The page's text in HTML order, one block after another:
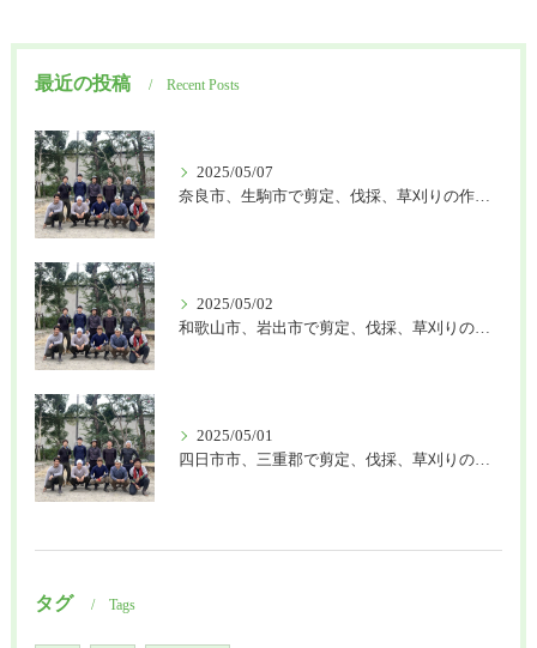
最近の投稿 Recent Posts
2025/05/07
奈良市、生駒市で剪定、伐採、草刈りの作業を頼むなら はなまる造園
2025/05/02
和歌山市、岩出市で剪定、伐採、草刈りの作業を頼むなら はなまる造園
2025/05/01
四日市市、三重郡で剪定、伐採、草刈りの作業を頼むなら はなまる造園
タグ Tags